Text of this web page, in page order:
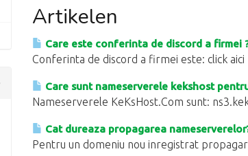
Artikelen
Care este conferinta de discord a firmei
Conferinta de discord a firmei este: click
Care sunt nameserverele kekshost
Nameserverele KeKsHost.Com sunt:
Cat dureaza propagarea
Pentru un domeniu nou inregistrat